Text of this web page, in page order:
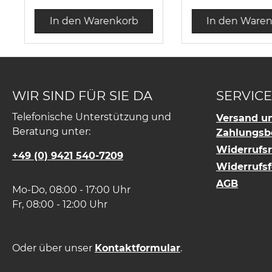
"SENNEBOGEN", Beide
Seiten mit schwarzem
Logo "MOVE BIG
THINGS", Größe: I-III; 51-
Material:
Recyclingfähiges
Polyethylen
In den Warenkorb
des Griffs
Durchmesser
offenem
In den
WIR SIND FÜR SIE DA
Telefonische Unterstützung und
Beratung unter:
+49 (0) 9421 540-7209
Mo-Do, 08:00 - 17:00 Uhr
Fr, 08:00 - 12:00 Uhr
Oder über unser Kontaktformular.
SERVICE
Versand
AGB